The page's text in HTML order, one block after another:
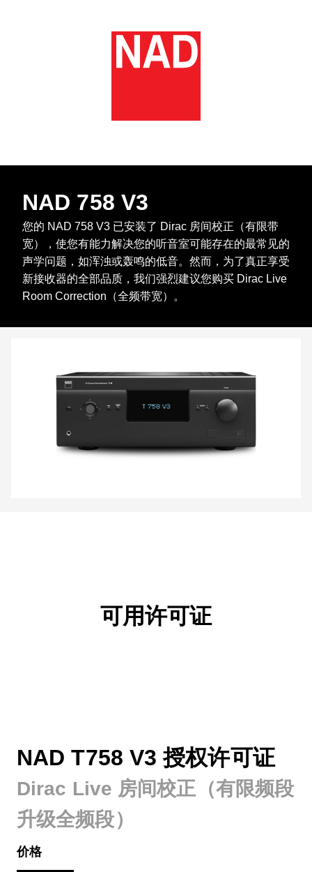
NAD 758 V3
您的 NAD 758 V3 已安装了 Dirac 房间校正（有限带
宽），使您有能力解决您的听音室可能存在的最常见的
声学问题，如浑浊或轰鸣的低音。然而，为了真正享受
新接收器的全部品质，我们强烈建议您购买 Dirac Live
Room Correction（全频带宽）。
可用许可证
NAD T758 V3 授权许可证
Dirac Live 房间校正（有限频段
升级全频段）
价格